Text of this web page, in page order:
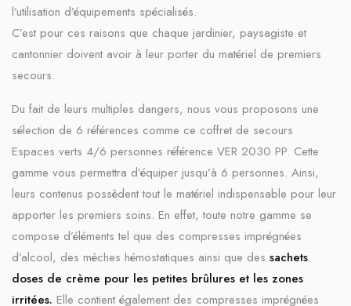
l’utilisation d’équipements spécialisés.
C’est pour ces raisons que chaque jardinier, paysagiste et
cantonnier doivent avoir à leur porter du matériel de premiers
secours.
Du fait de leurs multiples dangers, nous vous proposons une
sélection de 6 références comme ce coffret de secours
Espaces verts 4/6 personnes référence VER 2030 PP. Cette
gamme vous permettra d’équiper jusqu’à 6 personnes. Ainsi,
leurs contenus possèdent tout le matériel indispensable pour leur
apporter les premiers soins. En effet, toute notre gamme se
compose d’éléments tel que des compresses imprégnées
d’alcool, des mèches hémostatiques ainsi que des sachets
doses de crème pour les petites brûlures et les zones
irritées. Elle contient également des compresses imprégnées